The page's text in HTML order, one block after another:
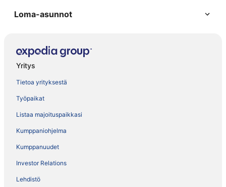
Loma-asunnot
Yritys
Tietoa yrityksestä
Työpaikat
Listaa majoituspaikkasi
Kumppaniohjelma
Kumppanuudet
Investor Relations
Lehdistö